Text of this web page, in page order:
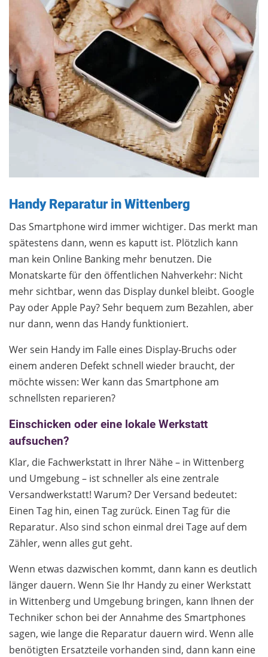
Handy Reparatur in Wittenberg
Das Smartphone wird immer wichtiger. Das merkt man
spätestens dann, wenn es kaputt ist. Plötzlich kann
man kein Online Banking mehr benutzen. Die
Monatskarte für den öffentlichen Nahverkehr: Nicht
mehr sichtbar, wenn das Display dunkel bleibt. Google
Pay oder Apple Pay? Sehr bequem zum Bezahlen, aber
nur dann, wenn das Handy funktioniert.
Wer sein Handy im Falle eines Display-Bruchs oder
einem anderen Defekt schnell wieder braucht, der
möchte wissen: Wer kann das Smartphone am
schnellsten reparieren?
Einschicken oder eine lokale Werkstatt
aufsuchen?
Klar, die Fachwerkstatt in Ihrer Nähe – in Wittenberg
und Umgebung – ist schneller als eine zentrale
Versandwerkstatt! Warum? Der Versand bedeutet:
Einen Tag hin, einen Tag zurück. Einen Tag für die
Reparatur. Also sind schon einmal drei Tage auf dem
Zähler, wenn alles gut geht.
Wenn etwas dazwischen kommt, dann kann es deutlich
länger dauern. Wenn Sie Ihr Handy zu einer Werkstatt
in Wittenberg und Umgebung bringen, kann Ihnen der
Techniker schon bei der Annahme des Smartphones
sagen, wie lange die Reparatur dauern wird. Wenn alle
benötigten Ersatzteile vorhanden sind, dann kann eine